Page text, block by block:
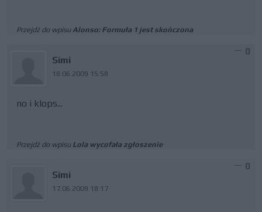
Przejdź do wpisuAlonso: Formuła 1 jest skończona
Simi
18.06.2009 15:58
0
no i klops...
Przejdź do wpisu Lola wycofała zgłoszenie
Simi
17.06.2009 18:17
0